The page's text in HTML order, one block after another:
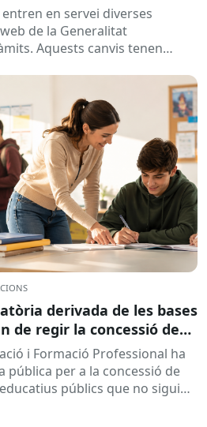
en servei diverses
de la Generalitat
Aquests canvis tenen
derivada de les bases
de regir la concessió de
educatius, per al
programes de formació i
2026-2027
i Formació Professional ha
pública per a la concessió de
públics que no siguin